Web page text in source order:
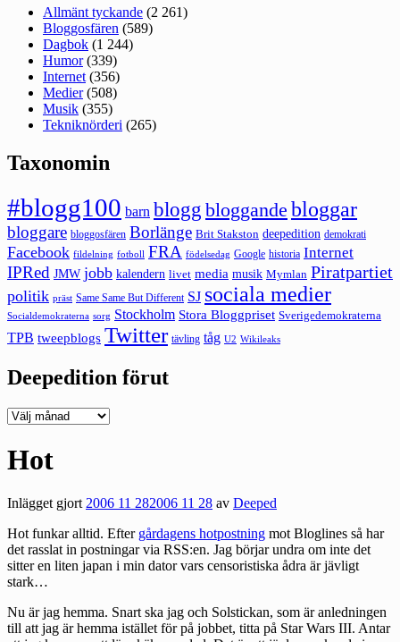
Allmänt tyckande (2 261)
Bloggosfären (589)
Dagbok (1 244)
Humor(339)
Internet (356)
Medier(508)
Musik (355)
Tekniknörderi (265)
Taxonomin
#blogg100 barn blogg bloggande bloggar
bloggare bloggosfären Borlänge Brit Stakston deepedition demokrati
Facebook fildelning fotboll FRA födelsedag Google historia Internet
IPRed JMW jobb kalendern livet media musik Mymlan Piratpartiet
politik präst Same Same But Different SJ sociala medier
Socialdemokraterna sorg Stockholm Stora Bloggpriset Sverigedemokraterna
TPB tweepblogs Twitter tävling tåg U2 Wikileaks
Deepedition förut
Deepedition
Hot
Inlägget gjort2006 11 282006 11 28 av Deeped
Hot funkar alltid. Efter gårdagens hotpostning mot Bloglines så har
det rasslat in postningar via RSS:en. Jag börjar undra om inte det
sitter en liten japan i min dator vars censoristiska ådra är jävligt
stark…
Nu är jag hemma. Snart ska jag och Solstickan, som är anledningen
till att jag är hemma istället för på jobbet, titta på Star Wars III. Antar